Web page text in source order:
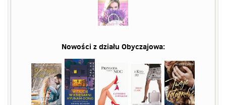
Nowości z działu Obyczajowa: